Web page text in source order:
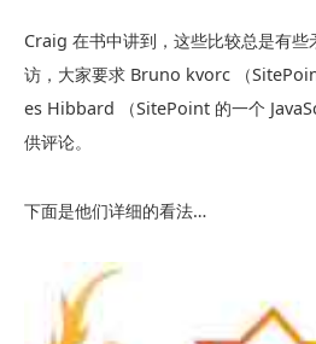
Craig 在书中讲到，这些比较总是有
访，大家要求 Bruno kvorc （
es Hibbard （SitePoint 的一个
供评论。
下面是他们详细的看法…